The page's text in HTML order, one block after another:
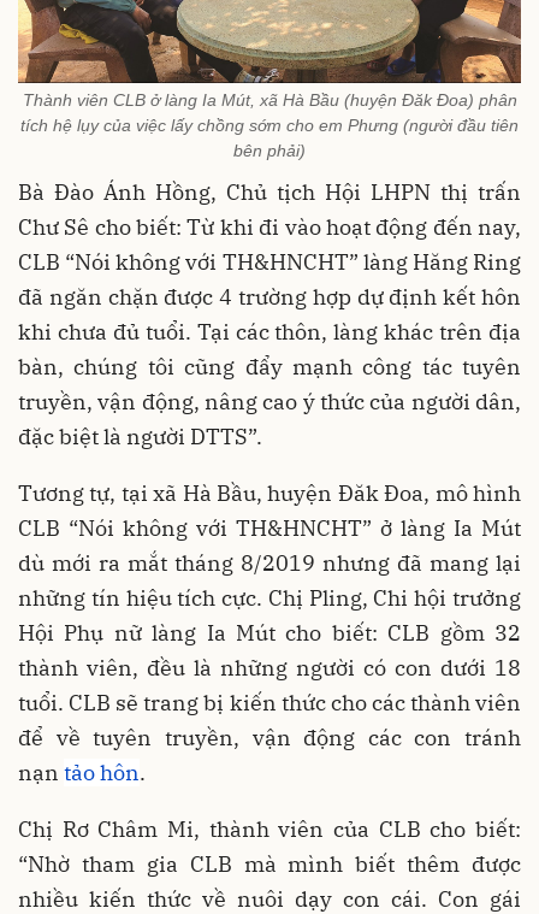
Thành viên CLB ở làng Ia Mút, xã Hà Bầu (huyện Đăk Đoa) phân
tích hệ lụy của việc lấy chồng sớm cho em Phưng (người đầu tiên
bên phải)
Bà Đào Ánh Hồng, Chủ tịch Hội LHPN thị trấn
Chư Sê cho biết: Từ khi đi vào hoạt động đến nay,
CLB “Nói không với TH&HNCHT” làng Hăng Ring
đã ngăn chặn được 4 trường hợp dự định kết hôn
khi chưa đủ tuổi. Tại các thôn, làng khác trên địa
bàn, chúng tôi cũng đẩy mạnh công tác tuyên
truyền, vận động, nâng cao ý thức của người dân,
đặc biệt là người DTTS”.
Tương tự, tại xã Hà Bầu, huyện Đăk Đoa, mô hình
CLB “Nói không với TH&HNCHT” ở làng Ia Mút
dù mới ra mắt tháng 8/2019 nhưng đã mang lại
những tín hiệu tích cực. Chị Pling, Chi hội trưởng
Hội Phụ nữ làng Ia Mút cho biết: CLB gồm 32
thành viên, đều là những người có con dưới 18
tuổi. CLB sẽ trang bị kiến thức cho các thành viên
để về tuyên truyền, vận động các con tránh
nạn tảo hôn.
Chị Rơ Châm Mi, thành viên của CLB cho biết:
“Nhờ tham gia CLB mà mình biết thêm được
nhiều kiến thức về nuôi dạy con cái. Con gái